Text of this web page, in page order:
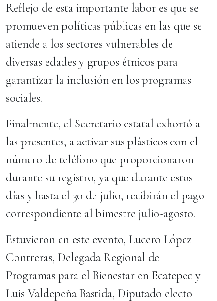
Reflejo de esta importante labor es que se
promueven políticas públicas en las que se
atiende a los sectores vulnerables de
diversas edades y grupos étnicos para
garantizar la inclusión en los programas
sociales.
Finalmente, el Secretario estatal exhortó a
las presentes, a activar sus plásticos con el
número de teléfono que proporcionaron
durante su registro, ya que durante estos
días y hasta el 30 de julio, recibirán el pago
correspondiente al bimestre julio-agosto.
Estuvieron en este evento, Lucero López
Contreras, Delegada Regional de
Programas para el Bienestar en Ecatepec y
Luis Valdepeña Bastida, Diputado electo